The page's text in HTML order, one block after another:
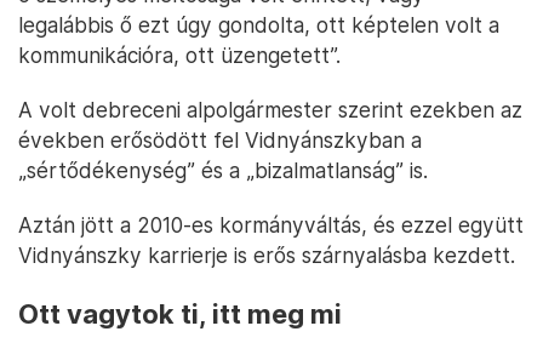
legalábbis ő ezt úgy gondolta, ott képtelen volt a
kommunikációra, ott üzengetett”.
A volt debreceni alpolgármester szerint ezekben az
években erősödött fel Vidnyánszkyban a
„sértődékenység” és a „bizalmatlanság” is.
Aztán jött a 2010-es kormányváltás, és ezzel együtt
Vidnyánszky karrierje is erős szárnyalásba kezdett.
Ott vagytok ti, itt meg mi